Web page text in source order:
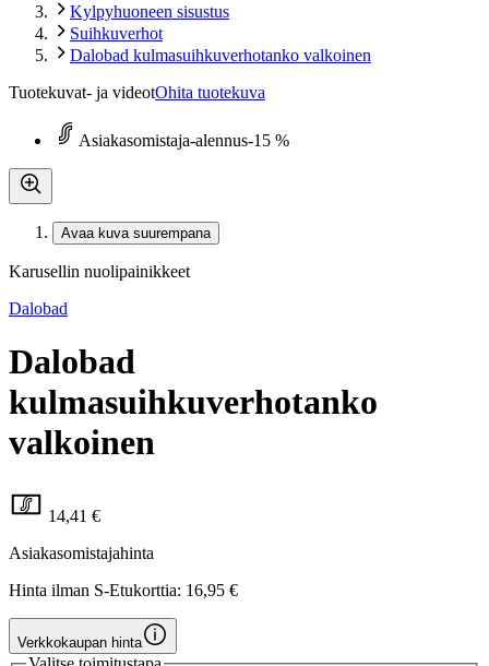
Kylpyhuoneen sisustus
Suihkuverhot
Dalobad kulmasuihkuverhotanko valkoinen
Tuotekuvat- ja videotOhita tuotekuva
Asiakasomistaja-alennus-15 %
Avaa kuva suurempana
Karusellin nuolipainikkeet
Dalobad
Dalobad
kulmasuihkuverhotanko
valkoinen
14,41 €
Asiakasomistajahinta
Hinta ilman S-Etukorttia: 16,95 €
Verkkokaupan hinta